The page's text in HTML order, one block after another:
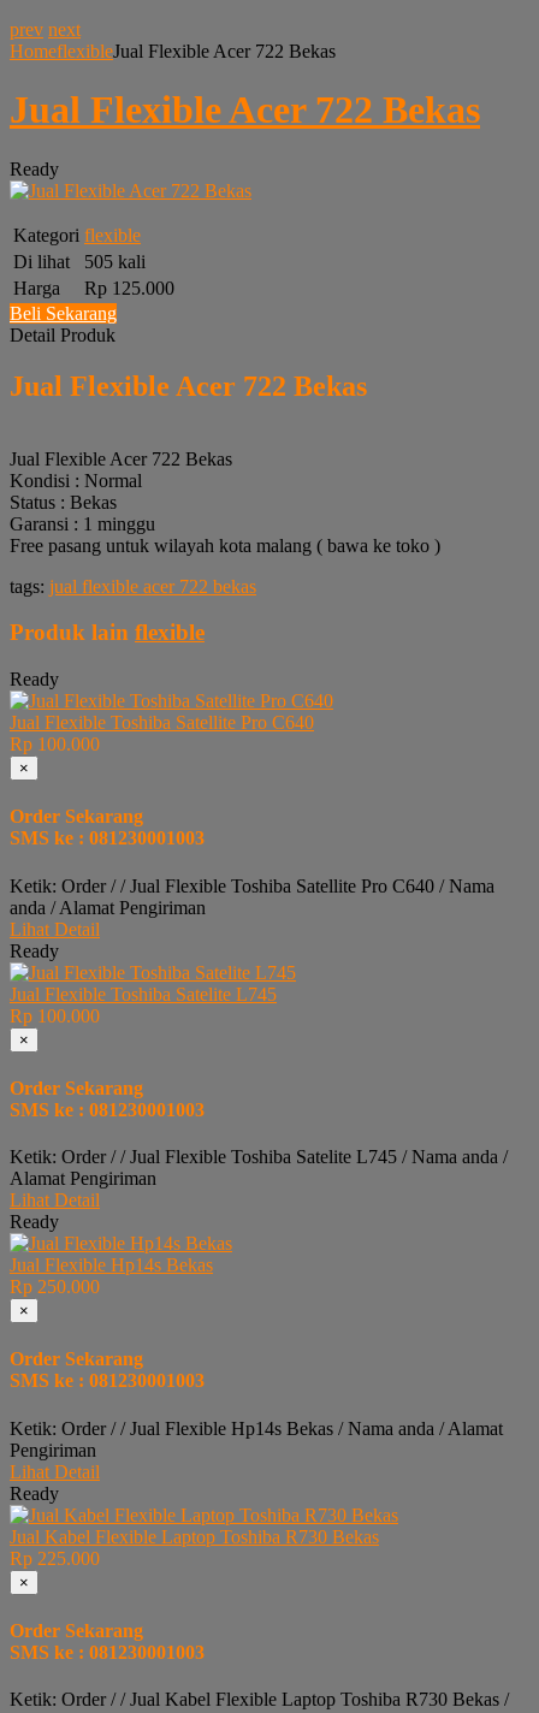
prev next
HomeflexibleJual Flexible Acer 722 Bekas
Jual Flexible Acer 722 Bekas
Ready
Kategori flexible
Di lihat
505 kali
Harga
Rp 125.000
Beli Sekarang
Detail Produk
Jual Flexible Acer 722 Bekas
Jual Flexible Acer 722 Bekas
Kondisi : Normal
Status : Bekas
Garansi : 1 minggu
Free pasang untuk wilayah kota malang ( bawa ke toko )
tags: jual flexible acer 722 bekas
Produk lain flexible
Ready
Jual Flexible Toshiba Satellite Pro C640
Rp 100.000
×
Order Sekarang
SMS ke : 081230001003
Ketik: Order / / Jual Flexible Toshiba Satellite Pro C640 / Nama
anda / Alamat Pengiriman
Lihat Detail
Ready
Jual Flexible Toshiba Satelite L745
Rp 100.000
×
Order Sekarang
SMS ke : 081230001003
Ketik: Order / / Jual Flexible Toshiba Satelite L745 / Nama anda /
Alamat Pengiriman
Lihat Detail
Ready
Jual Flexible Hp14s Bekas
Rp 250.000
×
Order Sekarang
SMS ke : 081230001003
Ketik: Order / / Jual Flexible Hp14s Bekas / Nama anda / Alamat
Pengiriman
Lihat Detail
Ready
Jual Kabel Flexible Laptop Toshiba R730 Bekas
Rp 225.000
×
Order Sekarang
SMS ke : 081230001003
Ketik: Order / / Jual Kabel Flexible Laptop Toshiba R730 Bekas /